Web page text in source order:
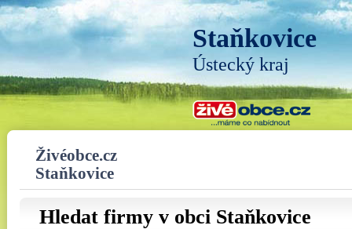
Staňkovice
Ústecký kraj
Živéobce.cz
Staňkovice
Hledat firmy v obci Staňkovice